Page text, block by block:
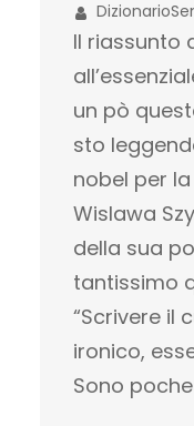
Il riassunto
un pò
sto
nobel per
Wislawa
della sua
tantissimo
“Scrivere il
ironico,
Sono